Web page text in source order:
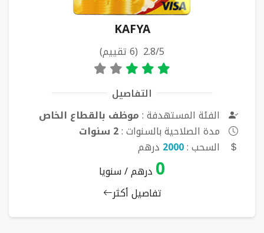
KAFYA
2.8/5 (6 تقييم)
التفاصيل
الفئة المستهدفة :موظف بالقطاع الخاص
مدة الصلاحية بالسنوات :2 سنوات
السحب :2000 درهم
0 درهم / سنويا
تفاصيل أكثر